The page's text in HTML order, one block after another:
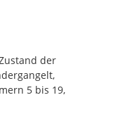
der
5 bis 19,